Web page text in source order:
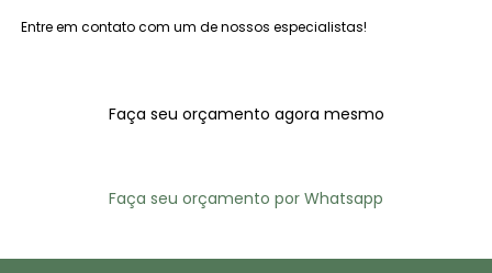
Entre em contato com um de nossos especialistas!
Faça seu orçamento agora mesmo
Faça seu orçamento por Whatsapp